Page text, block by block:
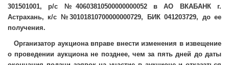
301501001, р/с №40603810500000000052 в АО ВКАБАНК г.
Астрахань, к/с №30101810700000000729, БИК 041203729, до ее
получения.
Организатор аукциона вправе внести изменения в извещение
о проведении аукциона не позднее, чем за пять дней до даты